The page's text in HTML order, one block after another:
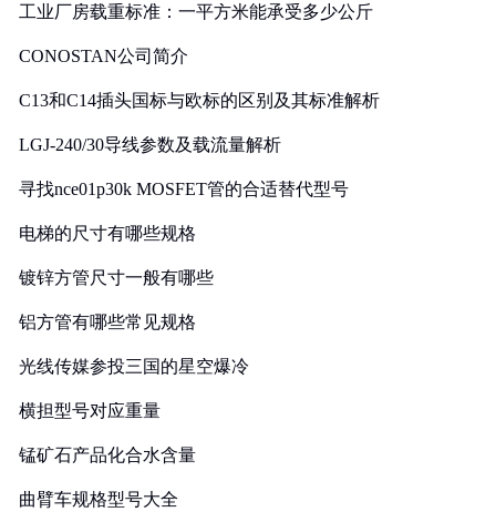
工业厂房载重标准：一平方米能承受多少公斤
CONOSTAN公司简介
C13和C14插头国标与欧标的区别及其标准解析
LGJ-240/30导线参数及载流量解析
寻找nce01p30k MOSFET管的合适替代型号
电梯的尺寸有哪些规格
镀锌方管尺寸一般有哪些
铝方管有哪些常见规格
光线传媒参投三国的星空爆冷
横担型号对应重量
锰矿石产品化合水含量
曲臂车规格型号大全